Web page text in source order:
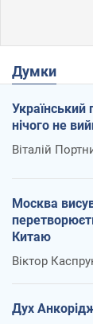
Думки
Український
нічого не
Віталій
Москва
Китаю
Віктор
Дух